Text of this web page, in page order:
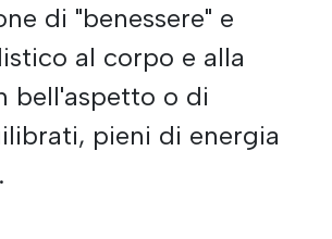
di "benessere" e
al corpo e alla
bell'aspetto o di
pieni di energia